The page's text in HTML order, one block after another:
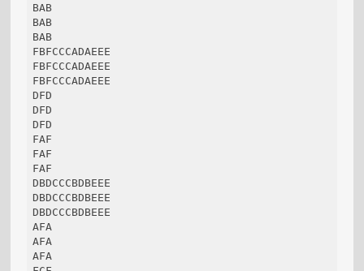
BAB
BAB
BAB
FBFCCCADAEEE
FBFCCCADAEEE
FBFCCCADAEEE
DFD
DFD
DFD
FAF
FAF
FAF
DBDCCCBDBEEE
DBDCCCBDBEEE
DBDCCCBDBEEE
AFA
AFA
AFA